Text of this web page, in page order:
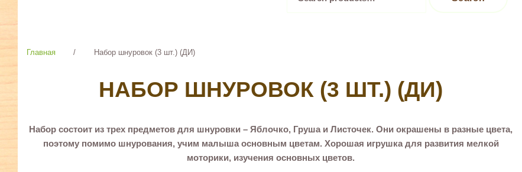
for:
Главная / Набор шнуровок (3 шт.) (ДИ)
НАБОР ШНУРОВОК (3 ШТ.) (ДИ)
Набор состоит из трех предметов для шнуровки – Яблочко, Груша и Листочек. Они окрашены в разные цвета,
поэтому помимо шнурования, учим малыша основным цветам. Хорошая игрушка для развития мелкой
моторики, изучения основных цветов.